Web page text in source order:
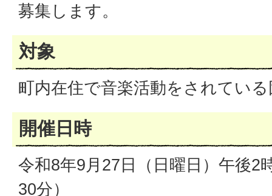
募集します。
対象
町内在住で音楽活動をされてい
開催日時
令和8年9月27日（日曜日）午後2
30分）